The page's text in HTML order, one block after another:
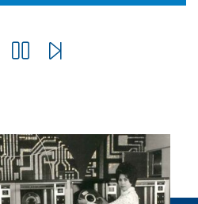
Pause